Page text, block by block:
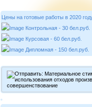
Цены на готовые
Контрольная - 30 бел.руб.
Курсовая - 60 бел.руб.
Дипломная - 150 бел.руб.